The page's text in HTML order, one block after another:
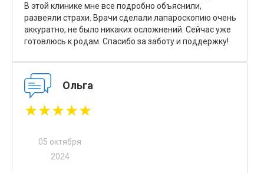
В этой клинике мне все подробно объяснили,
развеяли страхи. Врачи сделали лапароскопию очень
аккуратно, не было никаких осложнений. Сейчас уже
готовлюсь к родам. Спасибо за заботу и поддержку!
Ольга
★★★★★
05 октября
2024